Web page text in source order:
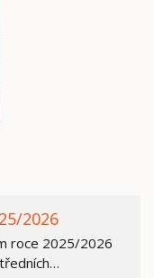
2026
roce 2025/2026